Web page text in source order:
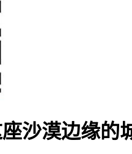
沙漠边缘的